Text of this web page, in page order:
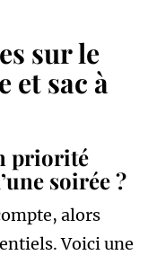
sur le
et sac à
priorité
soirée ?
alors
Voici une